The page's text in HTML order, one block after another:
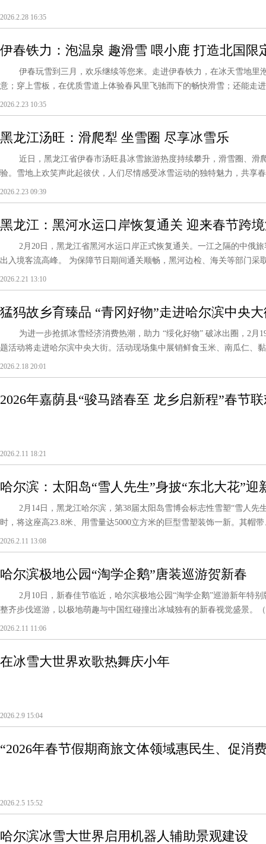
2026.2.28 16:35
伊春铁力：泡温泉 趣滑雪 喂小鹿 打造北国限
伊春玩雪到三月，欢乐继续等您来。走进伊春铁力，在冰天雪地里
意；穿上雪板，在优质雪道上体验春风里飞驰而下的畅快滑雪；还能走
2026.2.23 10:35
黑龙江汤旺：滑爬犁 坐雪圈 尽享冰雪乐
近日，黑龙江省伊春市汤旺县冰雪旅游热度持续攀升，滑雪圈、滑
验。雪地上欢笑声此起彼伏，人们尽情感受冰雪运动的独特魅力，共享
2026.2.23 09:39
黑龙江：黑河水运口岸恢复通关 迎来春节跨
2月20日，黑龙江省黑河水运口岸正式恢复通关。一江之隔的中俄旅
出入境客流高峰。 为保障节日期间通关顺畅，黑河边检、海关等部门采
2026.2.21 13:10
猛犸故乡育臻品 “青冈好物”走进哈尔滨中央
为进一步抢抓冰雪经济消费热潮，助力 “绥化好物” 破冰出圈，2月
题活动将走进哈尔滨中央大街。活动现场集中展销鲜食玉米、南瓜仁、
2026.2.18 20:01
2026年嘉荫县“骏马踏春至 龙乡启新程”春节
2026.2.11 18:21
哈尔滨：太阳岛“雪人先生”身披“东北大花”迎
2月14日，黑龙江哈尔滨，第38届太阳岛雪博会标志性雪塑“雪人先
时，将这座高23.8米、用雪量达5000立方米的巨型雪塑装饰一新。其帽
2026.2.11 13:08
哈尔滨极地公园“淘学企鹅”唐装巡游贺新春
2月10日，新春佳节临近，哈尔滨极地公园“淘学企鹅”巡游新年特别
整齐步伐巡游，以极地萌趣与中国红碰撞出冰城独有的新春视觉盛景。
2026.2.11 11:06
在冰雪大世界欢歌热舞庆小年
2026.2.9 15:04
“2026年春节假期商旅文体领域惠民生、促消
2026.2.5 15:52
哈尔滨冰雪大世界启用机器人辅助景观建设